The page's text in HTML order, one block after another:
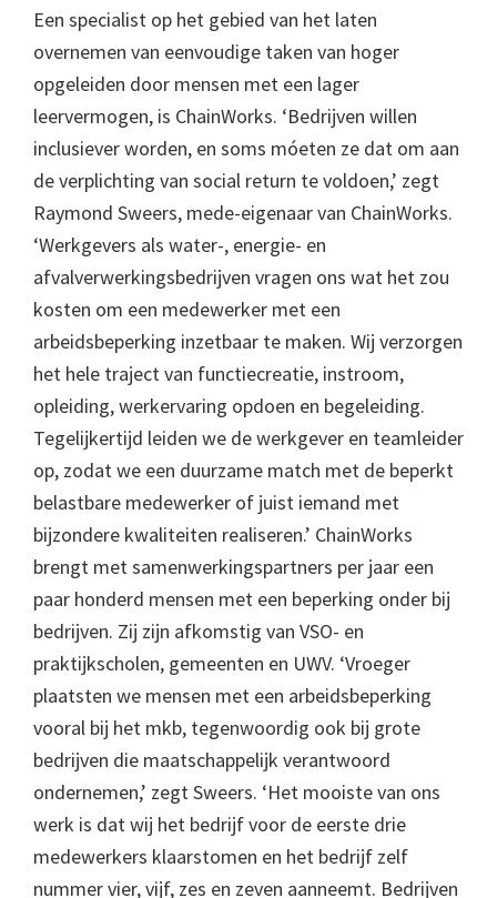
Een specialist op het gebied van het laten
overnemen van eenvoudige taken van hoger
opgeleiden door mensen met een lager
leervermogen, is ChainWorks. ‘Bedrijven willen
inclusiever worden, en soms móeten ze dat om aan
de verplichting van social return te voldoen,’ zegt
Raymond Sweers, mede-eigenaar van ChainWorks.
‘Werkgevers als water-, energie- en
afvalverwerkingsbedrijven vragen ons wat het zou
kosten om een medewerker met een
arbeidsbeperking inzetbaar te maken. Wij verzorgen
het hele traject van functiecreatie, instroom,
opleiding, werkervaring opdoen en begeleiding.
Tegelijkertijd leiden we de werkgever en teamleider
op, zodat we een duurzame match met de beperkt
belastbare medewerker of juist iemand met
bijzondere kwaliteiten realiseren.’ ChainWorks
brengt met samenwerkingspartners per jaar een
paar honderd mensen met een beperking onder bij
bedrijven. Zij zijn afkomstig van VSO- en
praktijkscholen, gemeenten en UWV. ‘Vroeger
plaatsten we mensen met een arbeidsbeperking
vooral bij het mkb, tegenwoordig ook bij grote
bedrijven die maatschappelijk verantwoord
ondernemen,’ zegt Sweers. ‘Het mooiste van ons
werk is dat wij het bedrijf voor de eerste drie
medewerkers klaarstomen en het bedrijf zelf
nummer vier, vijf, zes en zeven aanneemt. Bedrijven